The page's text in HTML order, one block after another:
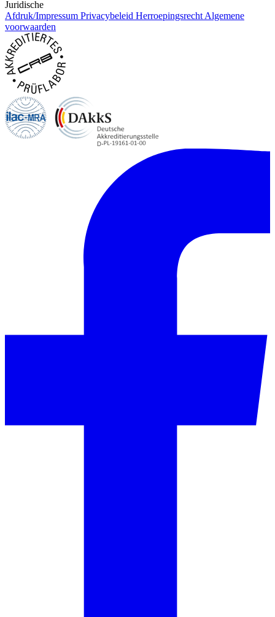
Juridische
Afdruk/Impressum Privacybeleid Herroepingsrecht Algemene
voorwaarden